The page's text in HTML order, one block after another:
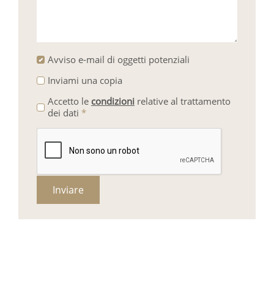
Avviso e-mail di oggetti potenziali
Inviami una copia
Accetto le condizionirelative al trattamento
dei dati *
Inviare